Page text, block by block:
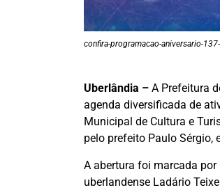
confira-programacao-aniversario-
Uberlândia –A Prefeitura
agenda diversificada de
Municipal de Cultura e
pelo prefeito Paulo Sérgio,
A abertura foi marcada
uberlandense Ladário